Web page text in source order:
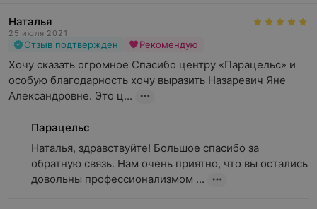
Наталья
25 июля 2021
Отзыв подтвержден Рекомендую
Хочу сказать огромное Спасибо центру «Парацельс» и
особую благодарность хочу выразить Назаревич Яне
Александровне. Это ц...
Парацельс
Наталья, здравствуйте! Большое спасибо за
обратную связь. Нам очень приятно, что вы остались
довольны профессионализмом ...